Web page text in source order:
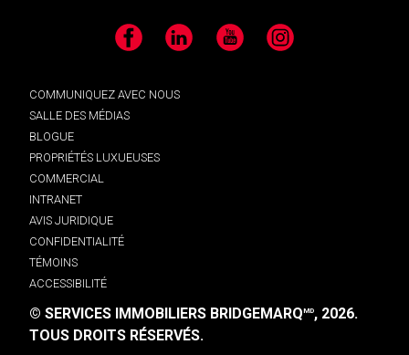
Facebook LinkedIn YouTube Instagram
COMMUNIQUEZ AVEC NOUS
SALLE DES MÉDIAS
BLOGUE
PROPRIÉTÉS LUXUEUSES
COMMERCIAL
INTRANET
AVIS JURIDIQUE
CONFIDENTIALITÉ
TÉMOINS
ACCESSIBILITÉ
© SERVICES IMMOBILIERS BRIDGEMARQMD, 2026.
TOUS DROITS RÉSERVÉS.